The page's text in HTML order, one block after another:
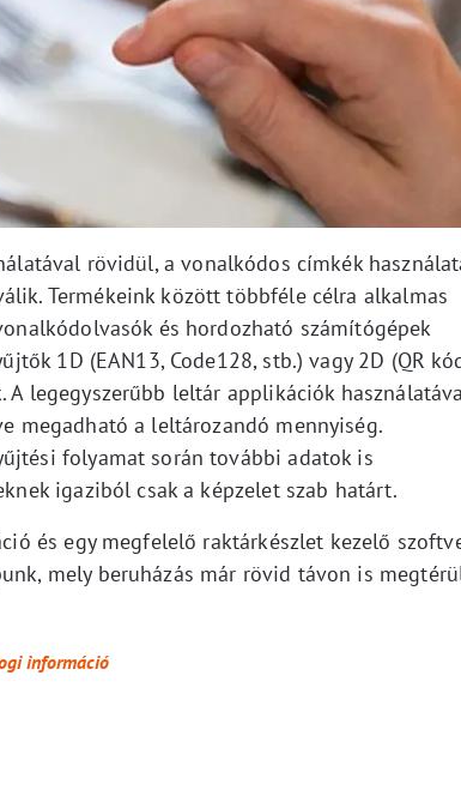
rövidül, a vonalkódos címkék
Termékeink között többféle célra alkalmas
és hordozható számítógépek
1D (EAN13, Code128, stb.) vagy 2D (QR
A legegyszerűbb leltár applikációk
megadható a leltározandó mennyiség.
folyamat során további adatok is
igaziból csak a képzelet szab határt.
és egy megfelelő raktárkészlet kezelő
mely beruházás már rövid távon is
információ